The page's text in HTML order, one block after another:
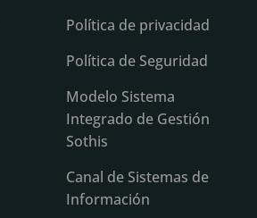
Política de privacidad
Política de Seguridad
Modelo Sistema
Integrado de Gestión
Sothis
Canal de Sistemas de
Información